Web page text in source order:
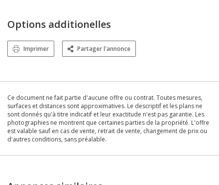
Options additionelles
Imprimer Partager l'annonce
Ce document ne fait partie d'aucune offre ou contrat. Toutes mesures,
surfaces et distances sont approximatives. Le descriptif et les plans ne
sont donnés qu'à titre indicatif et leur exactitude n'est pas garantie. Les
photographies ne montrent que certaines parties de la propriété. L'offre
est valable sauf en cas de vente, retrait de vente, changement de prix ou
d'autres conditions, sans préalable.